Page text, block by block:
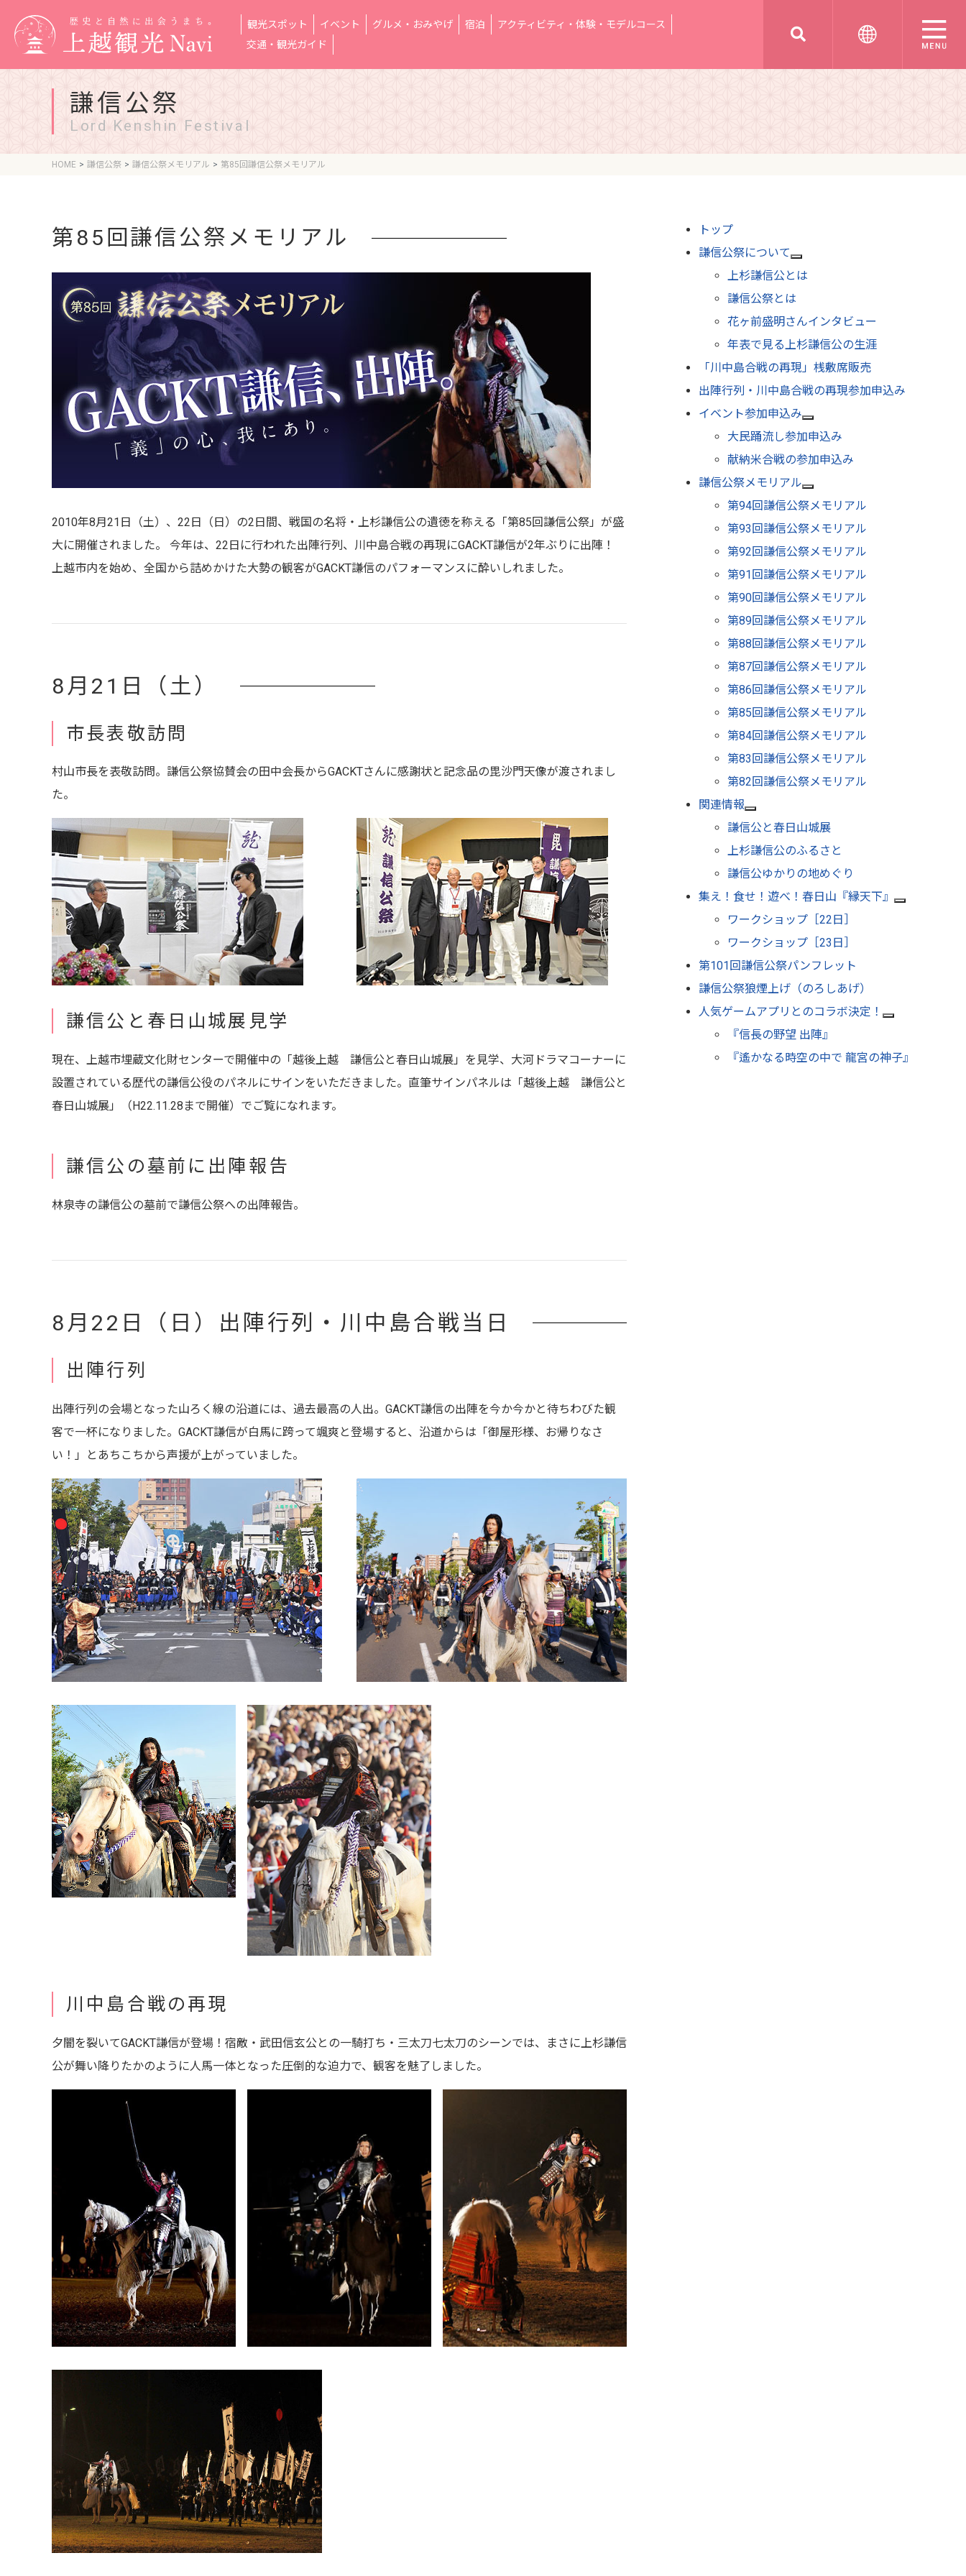
観光スポット イベント グルメ・おみやげ 宿泊
アクティビティ・体験・モデルコース
交通・観光ガイド
謙信公祭
Lord Kenshin Festival
HOME 謙信公祭 謙信公祭メモリアル 第85回謙信公祭メモリアル
第85回謙信公祭メモリアル
2010年8月21日（土）、22日（日）の2日間、戦国の名将・上杉謙信公の遺徳を称える「第85回謙信公祭」が盛
大に開催されました。 今年は、22日に行われた出陣行列、川中島合戦の再現にGACKT謙信が2年ぶりに出陣！
上越市内を始め、全国から詰めかけた大勢の観客がGACKT謙信のパフォーマンスに酔いしれました。
8月21日（土）
市長表敬訪問
村山市長を表敬訪問。謙信公祭協賛会の田中会長からGACKTさんに感謝状と記念品の毘沙門天像が渡されまし
た。
謙信公と春日山城展見学
現在、上越市埋蔵文化財センターで開催中の「越後上越 謙信公と春日山城展」を見学、大河ドラマコーナーに
設置されている歴代の謙信公役のパネルにサインをいただきました。直筆サインパネルは「越後上越 謙信公と
春日山城展」（H22.11.28まで開催）でご覧になれます。
謙信公の墓前に出陣報告
林泉寺の謙信公の墓前で謙信公祭への出陣報告。
8月22日（日）出陣行列・川中島合戦当日
出陣行列
出陣行列の会場となった山ろく線の沿道には、過去最高の人出。GACKT謙信の出陣を今か今かと待ちわびた観
客で一杯になりました。GACKT謙信が白馬に跨って颯爽と登場すると、沿道からは「御屋形様、お帰りなさ
い！」とあちこちから声援が上がっていました。
川中島合戦の再現
夕闇を裂いてGACKT謙信が登場！宿敵・武田信玄公との一騎打ち・三太刀七太刀のシーンでは、まさに上杉謙信
公が舞い降りたかのように人馬一体となった圧倒的な迫力で、観客を魅了しました。
トップ
謙信公祭について
上杉謙信公とは
謙信公祭とは
花ヶ前盛明さんインタビュー
年表で見る上杉謙信公の生涯
「川中島合戦の再現」桟敷席販売
出陣行列・川中島合戦の再現参加申込み
イベント参加申込み
大民踊流し参加申込み
献納米合戦の参加申込み
謙信公祭メモリアル
第94回謙信公祭メモリアル
第93回謙信公祭メモリアル
第92回謙信公祭メモリアル
第91回謙信公祭メモリアル
第90回謙信公祭メモリアル
第89回謙信公祭メモリアル
第88回謙信公祭メモリアル
第87回謙信公祭メモリアル
第86回謙信公祭メモリアル
第85回謙信公祭メモリアル
第84回謙信公祭メモリアル
第83回謙信公祭メモリアル
第82回謙信公祭メモリアル
関連情報
謙信公と春日山城展
上杉謙信公のふるさと
謙信公ゆかりの地めぐり
集え！食せ！遊べ！春日山『縁天下』
ワークショップ［22日］
ワークショップ［23日］
第101回謙信公祭パンフレット
謙信公祭狼煙上げ（のろしあげ）
人気ゲームアプリとのコラボ決定！
『信長の野望 出陣』
『遙かなる時空の中で 龍宮の神子』